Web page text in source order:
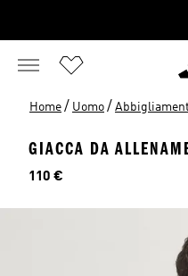
Home / Uomo /
GIACCA DA
Prezzo
110 €